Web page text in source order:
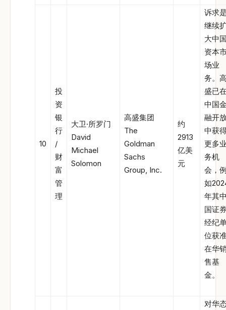
10
投
资
银
行
/
财
富
管
理
大卫·所罗门
David
Michael
Solomon
高盛集团
The
Goldman
Sachs
Group, Inc.
约
2913
亿美
元
诉求
继续
大中
资本
场业
务。
盛已
中国
融开
中获
更多
务机
会，
如
年其
国证
经纪
位获
在华
售基
金。
对华